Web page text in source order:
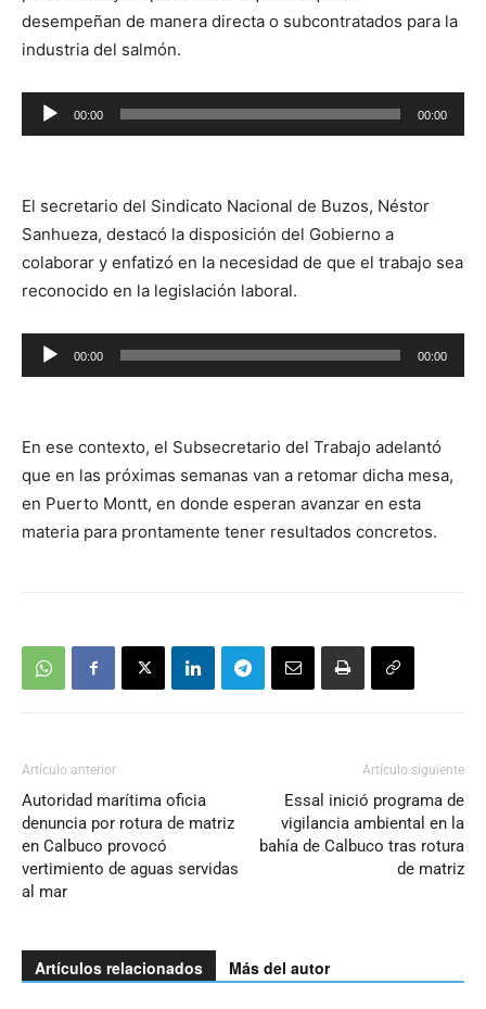
desempeñan de manera directa o subcontratados para la
industria del salmón.
Reproductor
00:00 00:00
El secretario del Sindicato Nacional de Buzos, Néstor
Sanhueza, destacó la disposición del Gobierno a
colaborar y enfatizó en la necesidad de que el trabajo sea
reconocido en la legislación laboral.
Reproductor
de
00:00 00:00
En ese contexto, el Subsecretario del Trabajo adelantó
que en las próximas semanas van a retomar dicha mesa,
en Puerto Montt, en donde esperan avanzar en esta
materia para prontamente tener resultados concretos.
Artículo anterior
Autoridad marítima oficia
denuncia por rotura de matriz
en Calbuco provocó
vertimiento de aguas servidas
al mar
Artículo siguiente
Essal inició programa de
vigilancia ambiental en la
bahía de Calbuco tras rotura
de matriz
Artículos relacionados Más del autor